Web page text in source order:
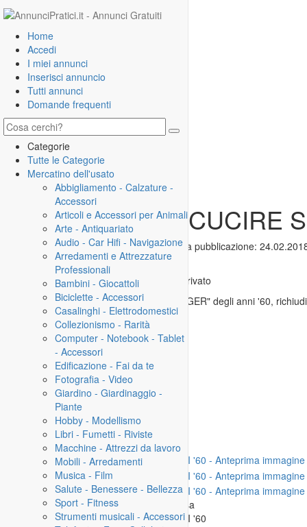
Home
Accedi
I miei annunci
Inserisci annuncio
Tutti annunci
Domande frequenti
Categorie
Tutte le Categorie
Mercatino dell'usato
Abbigliamento - Calzature -
Accessori
Articoli e Accessori per Animali
Arte - Antiquariato
Audio - Car Hifi - Navigazione
Arredamenti e Attrezzature
Professionali
Bambini - Giocattoli
Biciclette - Accessori
Casalinghi - Elettrodomestici
Collezionismo - Rarità
Computer - Notebook - Tablet
- Accessori
Edificazione - Fai da te
Fotografia - Video
Giardino - Giardinaggio -
Piante
Hobby - Modellismo
Libri - Fumetti - Riviste
Macchine - Attrezzi da lavoro
Mobili - Arredamenti
Musica - Film
Salute - Benessere - Bellezza
Sport - Fitness
Strumenti musicali - Accessori
MACCHINA DA CUCIRE
135299| Visualizzazioni:2411| Prima pubblicazione:
26.02.2019, 23:41Offerta|Annuncio privato
Macchina da cucire originale marca "SINGER" degli anni '60,
Funzionante. Ottimo stato.
Informazioni di contatto
Localitá: 46100 MANTOVA
Telefono: nessun dato
Rispondi
Per ingrandire l'immagina clicca su di essa